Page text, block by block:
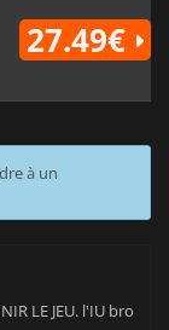
27.49€
à un
LE JEU. l'IU bro